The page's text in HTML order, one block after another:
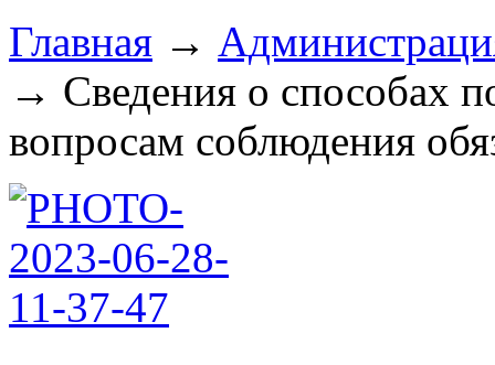
Главная →
→ Сведения о способах
вопросам соблюдения